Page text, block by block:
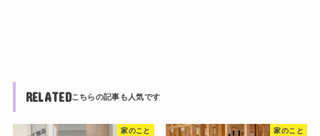
RELATED
家のこと 家のこと